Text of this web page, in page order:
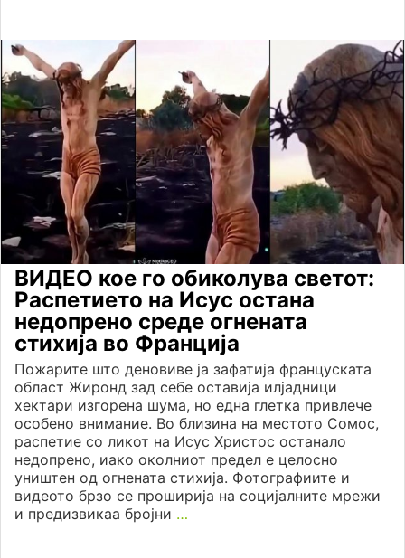
ВИДЕО кое го обиколува светот:
Распетието на Исус остана
недопрено среде огнената
стихија во Франција
Пожарите што деновиве ја зафатија француската
област Жиронд зад себе оставија илјадници
хектари изгорена шума, но една глетка привлече
особено внимание. Во близина на местото Сомос,
распетие со ликот на Исус Христос останало
недопрено, иако околниот предел е целосно
уништен од огнената стихија. Фотографиите и
видеото брзо се проширија на социјалните мрежи
и предизвикаа бројни …